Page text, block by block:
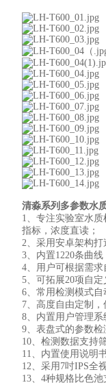
清淼系列 多参数水
1、专注实验室水
指标，浓度直读；
2、采用安卓架构
3、内置1220条曲
4、用户可根据需
5、可拓展20项自
6、常用检测模式
7、高度自由定制
8、内置用户管理
9、表盘式的参数
10、检测数据支持
11、内置使用说明
12、采用7吋IPS全
13、4种规格比色